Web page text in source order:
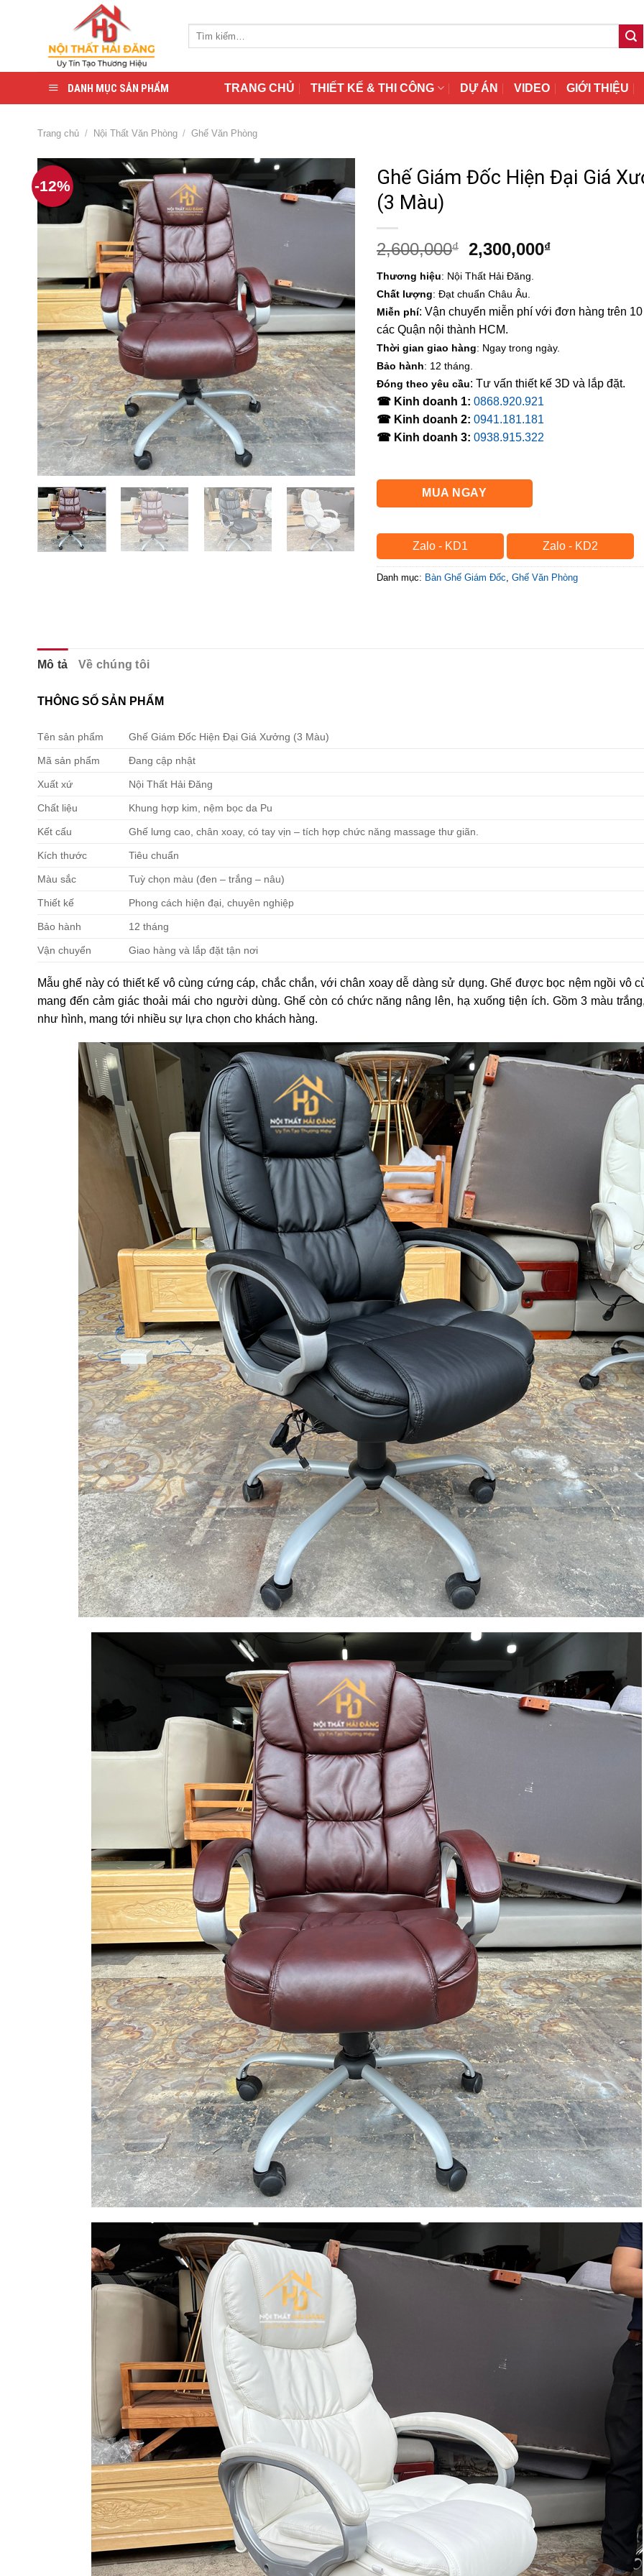
DANH MỤC SẢN PHẨM TRANG CHỦ THIẾT KẾ & THI CÔNG DỰ ÁN VIDEO GIỚI THIỆU
Trang chủ / Nội Thất Văn Phòng / Ghế Văn Phòng
-12%
Ghế Giám Đốc Hiện Đại Giá
(3 Màu)
2,600,000₫
Giá
là:
2,600,000₫.
2,300,000₫Giá
2,300,000₫.
Thương hiệu: Nội Thất Hải Đăng.
Chất lượng: Đạt chuẩn Châu Âu.
Miễn phí: Vận chuyển miễn phí với đơn hàng trên 10
các Quận nội thành HCM.
Thời gian giao hàng: Ngay trong ngày.
Bảo hành: 12 tháng.
Đóng theo yêu cầu: Tư vấn thiết kế 3D và lắp đặt.
☎ Kinh doanh 1: 0868.920.921
☎ Kinh doanh 2: 0941.181.181
☎ Kinh doanh 3: 0938.915.322
MUA NGAY
Zalo - KD1 Zalo - KD2
Danh mục: Bàn Ghế Giám Đốc Ghế Văn Phòng
Mô tả Về chúng tôi
THÔNG SỐ SẢN PHẨM
Tên sản phẩm Ghế Giám Đốc Hiện Đại Giá Xưởng (3 Màu)
Mã sản phẩm Đang cập nhật
Xuất xứ Nội Thất Hải Đăng
Chất liệu Khung hợp kim, nệm bọc da Pu
Kết cấu Ghế lưng cao, chân xoay, có tay vịn – tích hợp chức năng massage thư giãn.
Kích thước Tiêu chuẩn
Màu sắc Tuỳ chọn màu (đen – trắng – nâu)
Thiết kế Phong cách hiện đại, chuyên nghiệp
Bảo hành 12 tháng
Vận chuyển Giao hàng và lắp đặt tận nơi
Mẫu ghế này có thiết kế vô cùng cứng cáp, chắc chắn, với chân xoay dễ dàng sử dụng. Ghế được bọc nệm ngồi vô
mang đến cảm giác thoải mái cho người dùng. Ghế còn có chức năng nâng lên, hạ xuống tiện ích. Gồm 3 màu
như hình, mang tới nhiều sự lựa chọn cho khách hàng.